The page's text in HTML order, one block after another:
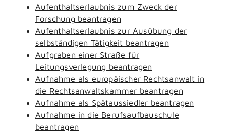
Aufenthaltserlaubnis zum Zweck der
Forschung beantragen
Aufenthaltserlaubnis zur Ausübung der
selbständigen Tätigkeit beantragen
Aufgraben einer Straße für
Leitungsverlegung beantragen
Aufnahme als europäischer Rechtsanwalt in
die Rechtsanwaltskammer beantragen
Aufnahme als Spätaussiedler beantragen
Aufnahme in die Berufsaufbauschule
beantragen